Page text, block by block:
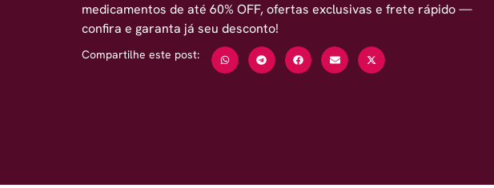
medicamentos de até 60% OFF, ofertas exclusivas e frete rápido —
confira e garanta já seu desconto!
Compartilhe este post: